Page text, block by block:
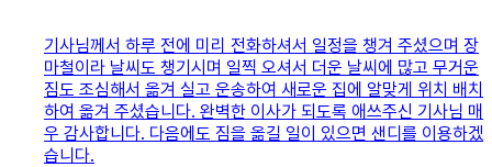
기사님께서 하루 전에 미리 전화하셔서 일정을 챙겨 주셨으며 장
마철이라 날씨도 챙기시며 일찍 오셔서 더운 날씨에 많고 무거운
짐도 조심해서 옮겨 실고 운송하여 새로운 집에 알맞게 위치 배치
하여 옮겨 주셨습니다. 완벽한 이사가 되도록 애쓰주신 기사님 매
우 감사합니다. 다음에도 짐을 옮길 일이 있으면 샌디를 이용하겠
습니다.